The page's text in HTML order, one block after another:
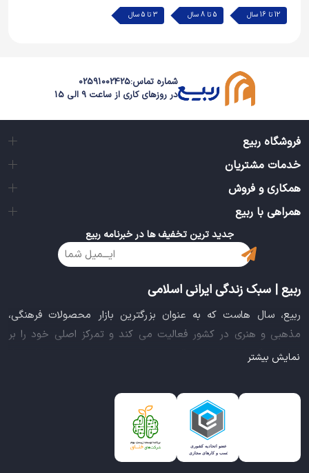
12 تا 16 سال 5 تا 8 سال 3 تا 5 سال
شماره تماس:02591002425
در روزهای کاری از ساعت 9 الی 15
فروشگاه ربیع
خدمات مشتریان
همکاری و فروش
همراهی با ربیع
جدید ترین تخفیف ها در خبرنامه ربیع
ربیع | سبک زندگی ایرانی اسلامی
ربیع، سال هاست که به عنوان بزرگترین بازار محصولات فرهنگی،
مذهبی و هنری در کشور فعالیت می کند و تمرکز اصلی خود را بر
سبک زندگی ایرانی اسلامی قرار داده است. این بازار مجموعه کاملی از
شما را برای خرید اینترنتی کالاهای فرهنگی، مذهبی و هنری برآورده
ایده خلاقانه عرضه محصولات فرهنگی در بستر اینترنت باعث شد تا
ربیع، علاوه بر داشتن نماد اعتماد الکترونیکی و مجوز سازمان صنفی
نمایش بیشتر